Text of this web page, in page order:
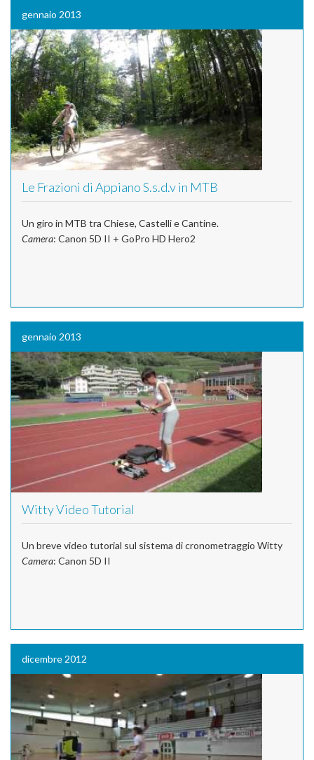
gennaio 2013
Le Frazioni di Appiano S.s.d.v in MTB
Un giro in MTB tra Chiese, Castelli e Cantine.
Camera: Canon 5D II + GoPro HD Hero2
gennaio 2013
Witty Video Tutorial
Un breve video tutorial sul sistema di cronometraggio Witty
Camera: Canon 5D II
dicembre 2012